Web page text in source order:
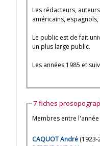
Les rédacteurs,
américains,
Le public est de fait
un plus large public.
Les années 1985 et
7 fiches
Membres entre l'année
CAQUOT André